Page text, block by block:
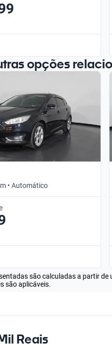
opções
• Automático
são calculadas a partir de
são aplicáveis.
Reais